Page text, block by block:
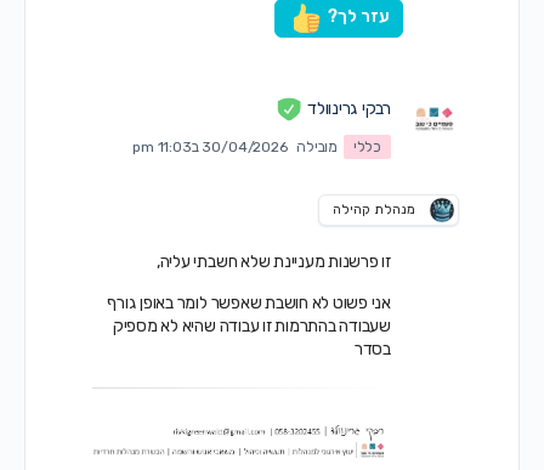
עזר לך?
רבקי גרינוולד
כללי מובילה 30/04/2026 ב11:03 pm
מנהלת קהילה
זו פרשנות מעניינת שלא חשבתי עליה,
אני פשוט לא חושבת שאפשר לומר באופן גורף
שעבודה בהתרמות זו עבודה שהיא לא מספיק
בסדר